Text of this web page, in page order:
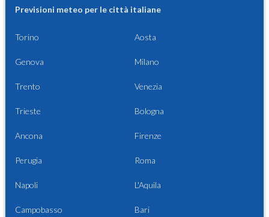
Previsioni meteo per le città italiane
Torino Aosta
Genova Milano
Trento Venezia
Trieste Bologna
Ancona Firenze
Perugia Roma
Napoli L'Aquila
Campobasso Bari